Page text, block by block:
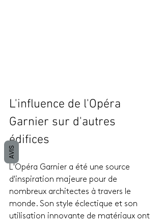
L'influence de l'Opéra
Garnier sur d'autres
édifices
L'Opéra Garnier a été une source
d'inspiration majeure pour de
nombreux architectes à travers le
monde. Son style éclectique et son
utilisation innovante de matériaux ont
AVIS